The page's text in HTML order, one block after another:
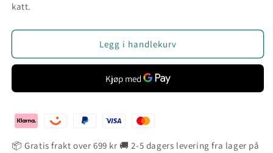
katt.
Legg i handlekurv
📦 Gratis frakt over 699 kr 🚚 2-5 dagers levering fra lager på